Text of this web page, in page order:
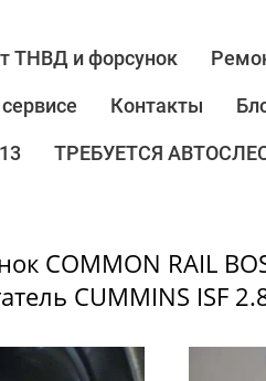
ТНВД и форсунок
Контакты
ТРЕБУЕТСЯ
COMMON RAIL
CUMMINS ISF